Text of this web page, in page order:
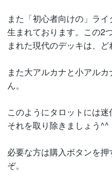
また「初心者向けの」ラ
生まれております。この2
まれた現代のデッキは、ど
また大アルカナと小アル
ん。
このようにタロットには迷
それを取り除きましょう^^
必要な方は購入ボタンを
ぞ。